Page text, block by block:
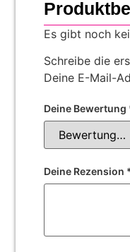
Es gibt noch
Schreibe die
Deine E-Mail-
Deine Bewertung
Deine Rezension